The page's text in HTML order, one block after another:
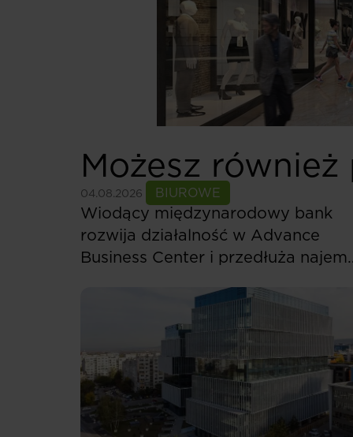
Możesz
04.08.2026 BIUROWE
Zobacz więcej
Wiodący międzynarodowy bank
rozwija działalność w Advance
Business Center i przedłuża najem